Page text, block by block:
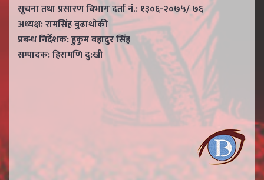
सूचना तथा प्रसारण विभाग दर्ता नं.: १३०६-२०७५/ ७६
अध्यक्ष: रामसिंह बुढाथाेकी
प्रबन्ध निर्देशक: हुकुम बहादुर सिंह
सम्पादक: हिरामणि दु:खी